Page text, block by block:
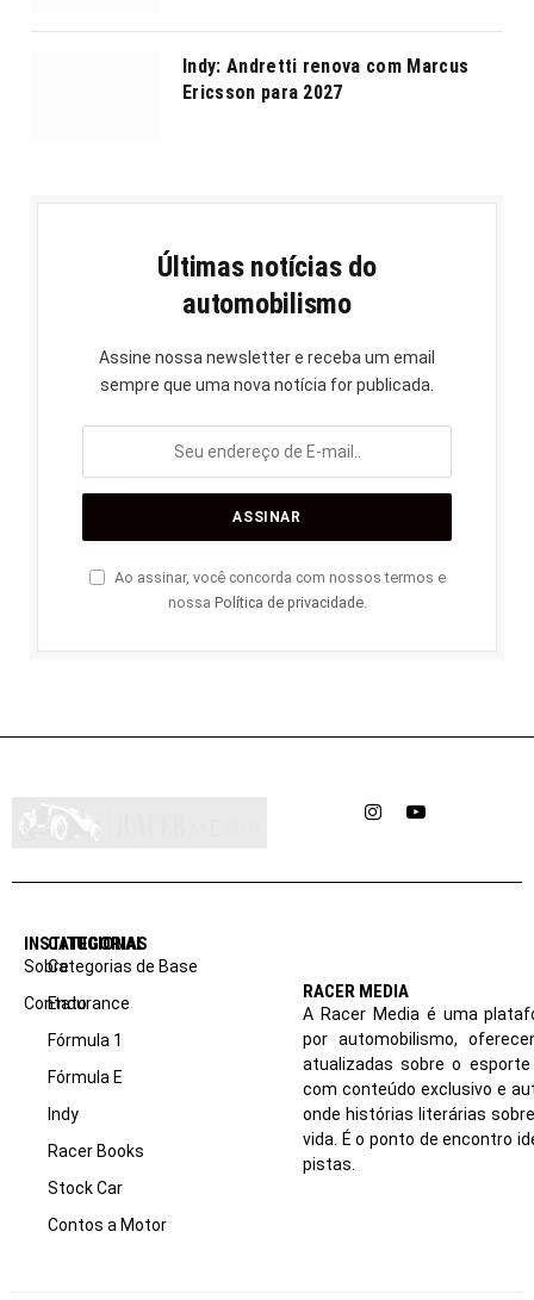
Indy: Andretti renova com Marcus
Ericsson para 2027
Últimas notícias do
automobilismo
Assine nossa newsletter e receba um email
sempre que uma nova notícia for publicada.
Ao assinar, você concorda com nossos termos e
nossa Política de privacidade.
InstagramYouTube
INSTITUCIONAL
Sobre
Contato
CATEGORIAS
Categorias de Base
Endurance
Fórmula 1
Fórmula E
Indy
Racer Books
Stock Car
Contos a Motor
RACER MEDIA
A Racer Media é uma
por automobilismo,
atualizadas sobre o
com conteúdo exclusivo e
onde histórias literárias
vida. É o ponto de encontro
pistas.